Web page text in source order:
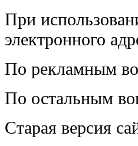
При
электронного
По рекламным
По остальным
Старая версия